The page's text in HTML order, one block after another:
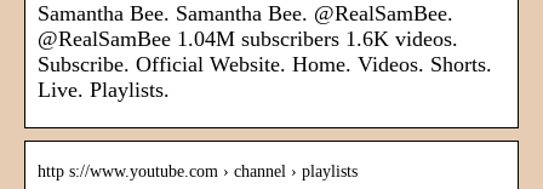
Samantha Bee. Samantha Bee. @RealSamBee.
@RealSamBee 1.04M subscribers 1.6K videos.
Subscribe. Official Website. Home. Videos. Shorts.
Live. Playlists.
http s://www.youtube.com › channel › playlists